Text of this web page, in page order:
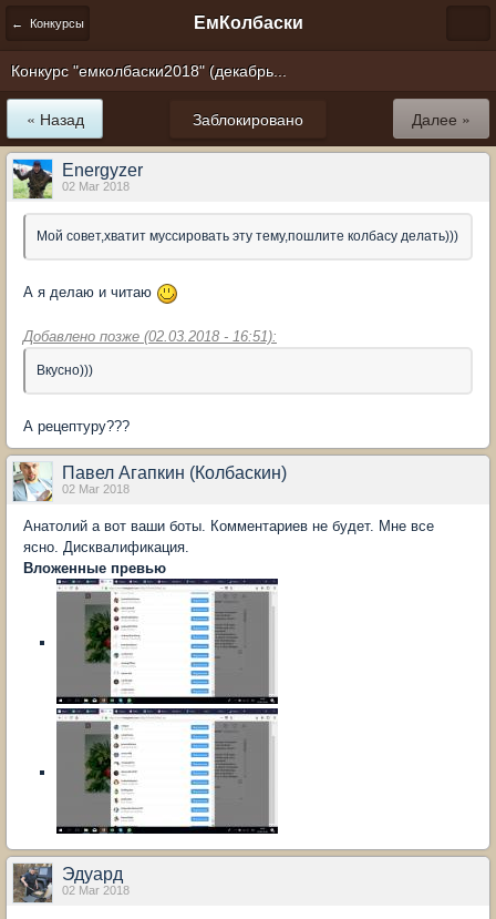
← Конкурсы ЕмКолбаски
Конкурс "емколбаски2018" (декабрь...
Заблокировано
« Назад Далее »
Energyzer
02 Mar 2018
Мой совет,хватит муссировать эту тему,пошлите колбасу делать)))
А я делаю и читаю
Добавлено позже (02.03.2018 - 16:51):
Вкусно)))
А рецептуру???
Павел Агапкин (Колбаскин)
02 Mar 2018
Анатолий а вот ваши боты. Комментариев не будет. Мне все
ясно. Дисквалификация.
Вложенные превью
Эдуард
02 Mar 2018